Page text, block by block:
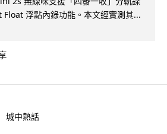
浮點內錄功能。本文經實測其...
城中熱話